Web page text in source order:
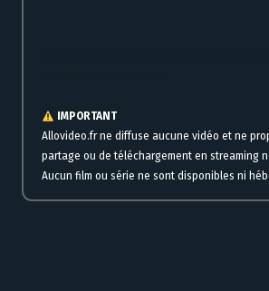
IMPORTANT
Allovideo.fr ne diffuse aucune vidéo et ne
partage ou de téléchargement en streaming
Aucun film ou série ne sont disponibles ni